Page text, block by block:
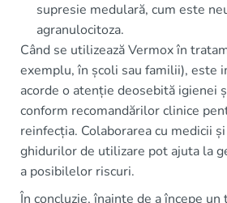
supresie medulară, cum este
agranulocitoza.
Când se utilizează Vermox în
exemplu, în școli sau familii), este
acorde o atenție deosebită igienei
conform recomandărilor clinice
reinfecția. Colaborarea cu medicii
ghidurilor de utilizare pot ajuta la
a posibilelor riscuri.
În concluzie, înainte de a începe un